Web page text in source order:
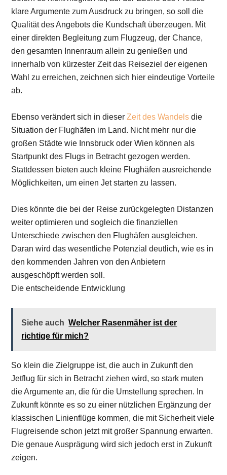
klare Argumente zum Ausdruck zu bringen, so soll die
Qualität des Angebots die Kundschaft überzeugen. Mit
einer direkten Begleitung zum Flugzeug, der Chance,
den gesamten Innenraum allein zu genießen und
innerhalb von kürzester Zeit das Reiseziel der eigenen
Wahl zu erreichen, zeichnen sich hier eindeutige Vorteile
ab.
Ebenso verändert sich in dieserZeit des Wandels die
Situation der Flughäfen im Land. Nicht mehr nur die
großen Städte wie Innsbruck oder Wien können als
Startpunkt des Flugs in Betracht gezogen werden.
Stattdessen bieten auch kleine Flughäfen ausreichende
Möglichkeiten, um einen Jet starten zu lassen.
Dies könnte die bei der Reise zurückgelegten Distanzen
weiter optimieren und sogleich die finanziellen
Unterschiede zwischen den Flughäfen ausgleichen.
Daran wird das wesentliche Potenzial deutlich, wie es in
den kommenden Jahren von den Anbietern
ausgeschöpft werden soll.
Die entscheidende Entwicklung
Siehe auch Welcher Rasenmäher ist der
richtige für mich?
So klein die Zielgruppe ist, die auch in Zukunft den
Jetflug für sich in Betracht ziehen wird, so stark muten
die Argumente an, die für die Umstellung sprechen. In
Zukunft könnte es so zu einer nützlichen Ergänzung der
klassischen Linienflüge kommen, die mit Sicherheit viele
Flugreisende schon jetzt mit großer Spannung erwarten.
Die genaue Ausprägung wird sich jedoch erst in Zukunft
zeigen.